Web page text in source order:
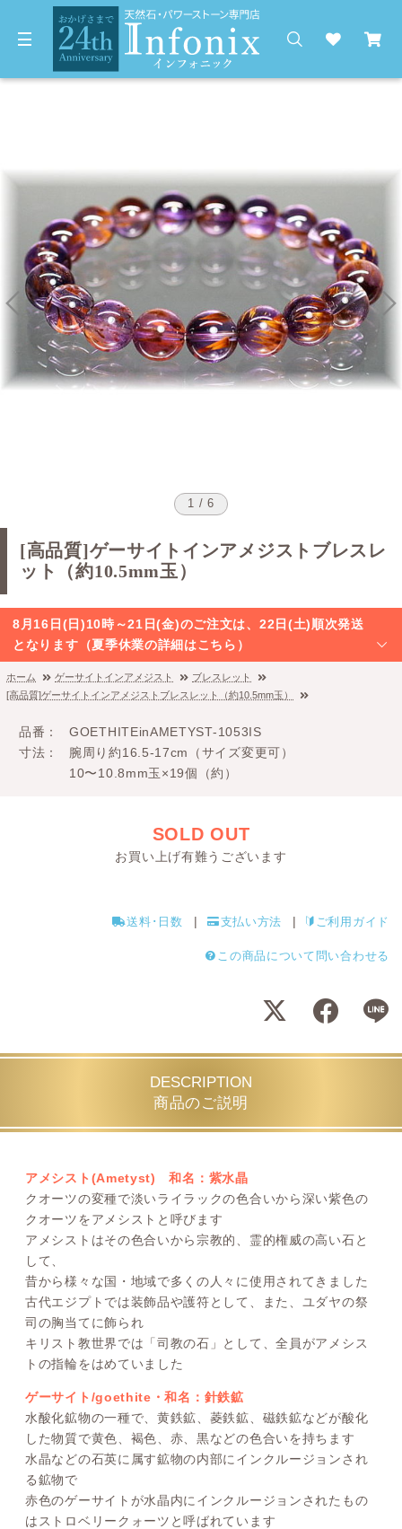
1 / 6
[高品質]ゲーサイトインアメジストブレスレ
ット（約10.5mm玉）
8月16日(日)10時～21日(金)のご注文は、22日(土)順次発送
となります（夏季休業の詳細はこちら）
ホーム ゲーサイトインアメジスト
ブレスレット
[高品質]ゲーサイトインアメジストブレスレット（約10.5mm玉）
品番
GOETHITEinAMETYST-1053IS
寸法
腕周り約16.5-17cm（サイズ変更可）
10〜10.8mm玉×19個（約）
SOLD OUT
お買い上げ有難うございます
送料･日数 支払い方法 ご利用ガイド
この商品について問い合わせる
DESCRIPTION
商品のご説明
アメシスト(Ametyst) 和名：紫水晶
クオーツの変種で淡いライラックの色合いから深い紫色の
クオーツをアメシストと呼びます
アメシストはその色合いから宗教的、霊的権威の高い石と
して、
昔から様々な国・地域で多くの人々に使用されてきました
古代エジプトでは装飾品や護符として、また、ユダヤの祭
司の胸当てに飾られ
キリスト教世界では「司教の石」として、全員がアメシス
トの指輪をはめていました
ゲーサイト/goethite・和名：針鉄鉱
水酸化鉱物の一種で、黄鉄鉱、菱鉄鉱、磁鉄鉱などが酸化
した物質で黄色、褐色、赤、黒などの色合いを持ちます
水晶などの石英に属す鉱物の内部にインクルージョンされ
る鉱物で
赤色のゲーサイトが水晶内にインクルージョンされたもの
はストロベリークォーツと呼ばれています